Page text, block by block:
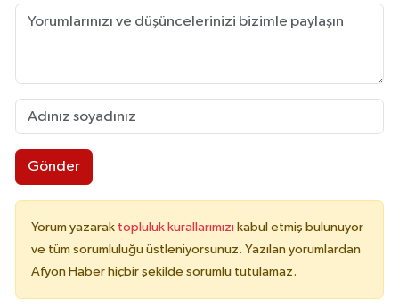
Gönder
Yorum yazarak topluluk kurallarımızı kabul etmiş bulunuyor
ve tüm sorumluluğu üstleniyorsunuz. Yazılan yorumlardan
Afyon Haber hiçbir şekilde sorumlu tutulamaz.